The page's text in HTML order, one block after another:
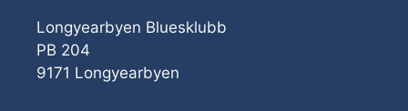
Longyearbyen Bluesklubb
PB 204
9171 Longyearbyen